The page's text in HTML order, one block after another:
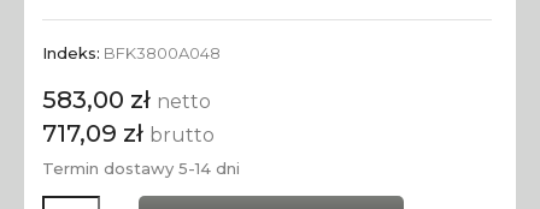
Indeks: BFK3800A048
583,00 zł netto
717,09 zł brutto
Termin dostawy 5-14 dni